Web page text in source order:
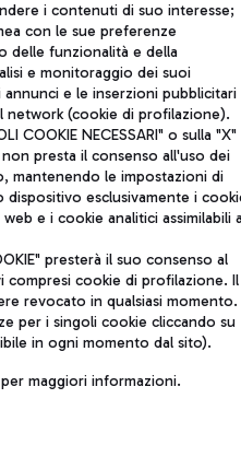
i contenuti di suo interesse;
con le sue preferenze
delle funzionalità e della
e monitoraggio dei suoi
e le inserzioni pubblicitari
network (cookie di profilazione).
COOKIE NECESSARI" o sulla "X"
presta il consenso all'uso dei
mantenendo le impostazioni di
dispositivo esclusivamente i
e i cookie analitici assimilabili
presterà il suo consenso al
cookie di profilazione. Il
revocato in qualsiasi momento.
per i singoli cookie cliccando su
in ogni momento dal sito).
maggiori informazioni.